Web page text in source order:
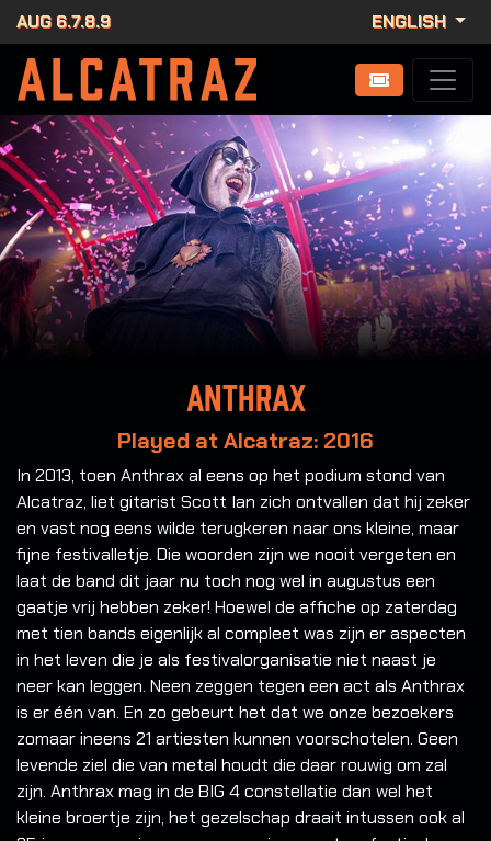
AUG 6.7.8.9 ENGLISH
Anthrax
Played at Alcatraz: 2016
In 2013, toen Anthrax al eens op het podium stond van
Alcatraz, liet gitarist Scott Ian zich ontvallen dat hij zeker
en vast nog eens wilde terugkeren naar ons kleine, maar
fijne festivalletje. Die woorden zijn we nooit vergeten en
laat de band dit jaar nu toch nog wel in augustus een
gaatje vrij hebben zeker! Hoewel de affiche op zaterdag
met tien bands eigenlijk al compleet was zijn er aspecten
in het leven die je als festivalorganisatie niet naast je
neer kan leggen. Neen zeggen tegen een act als Anthrax
is er één van. En zo gebeurt het dat we onze bezoekers
zomaar ineens 21 artiesten kunnen voorschotelen. Geen
levende ziel die van metal houdt die daar rouwig om zal
zijn. Anthrax mag in de BIG 4 constellatie dan wel het
kleine broertje zijn, het gezelschap draait intussen ook al